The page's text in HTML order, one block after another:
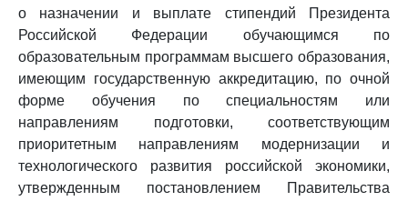
о назначении и выплате стипендий Президента
Российской Федерации обучающимся по
образовательным программам высшего образования,
имеющим государственную аккредитацию, по очной
форме обучения по специальностям или
направлениям подготовки, соответствующим
приоритетным направлениям модернизации и
технологического развития российской экономики,
утвержденным постановлением Правительства